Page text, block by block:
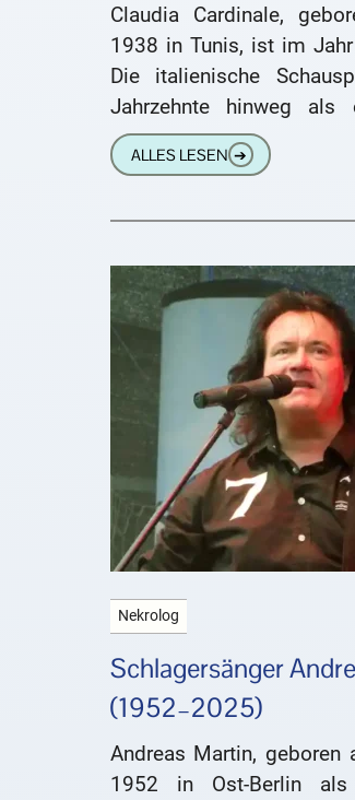
Claudia Cardinale,
1938 in Tunis, ist im
Die italienische
Jahrzehnte hinweg als
Leinwandikonen
internationalen Durchbruch
ALLES LESEN ➔
Nekrolog
Schlagersänger
(1952–2025)
Andreas Martin, geboren
1952 in Ost-Berlin als